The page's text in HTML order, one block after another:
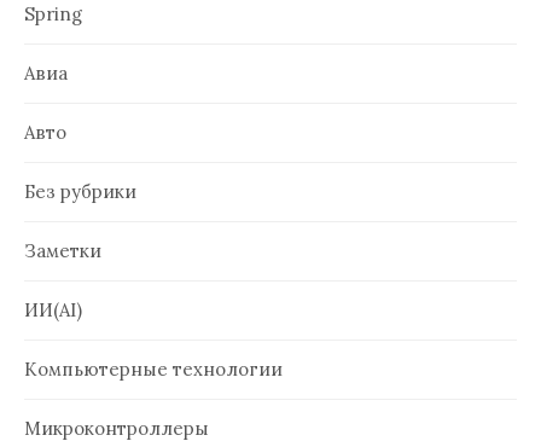
Spring
Авиа
Авто
Без рубрики
Заметки
ИИ(AI)
Компьютерные технологии
Микроконтроллеры